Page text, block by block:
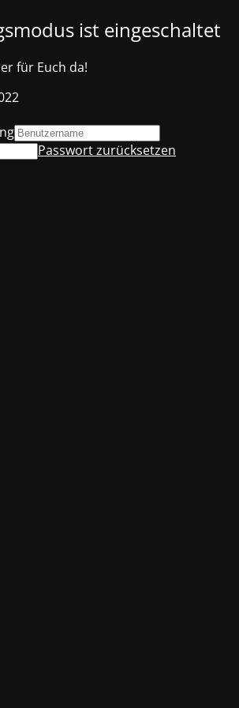
ist eingeschaltet
für Euch da!
Passwort zurücksetzen